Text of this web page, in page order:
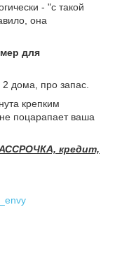
- "с такой
она
для
дома, про запас.
крепким
поцарапает ваша
кредит,